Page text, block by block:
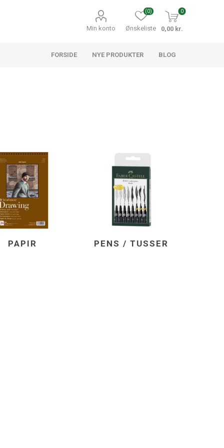
Min konto Ønskeliste
(0) 0
0,00 kr.
FORSIDE NYE PRODUKTER BLOG
PAPIR PENS / TUSSER